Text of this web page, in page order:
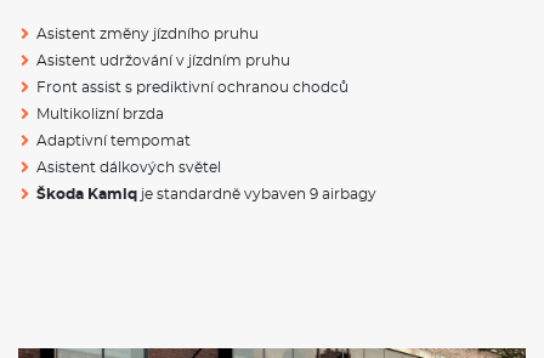
Škoda Kamiqto je první crossover ŠKODA.
chytrá kombinace SUV a praktického městského vozu. Nyní k
Rozměry
Výška
Asistent změny jízdního pruhu
Asistent udržování v jízdním pruhu
Front assist s prediktivní ochranou chodců
Multikolizní brzda
Adaptivní tempomat
Asistent dálkových světel
Škoda Kamiq je standardně vybaven 9 airbagy